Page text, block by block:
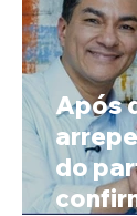
Após
do